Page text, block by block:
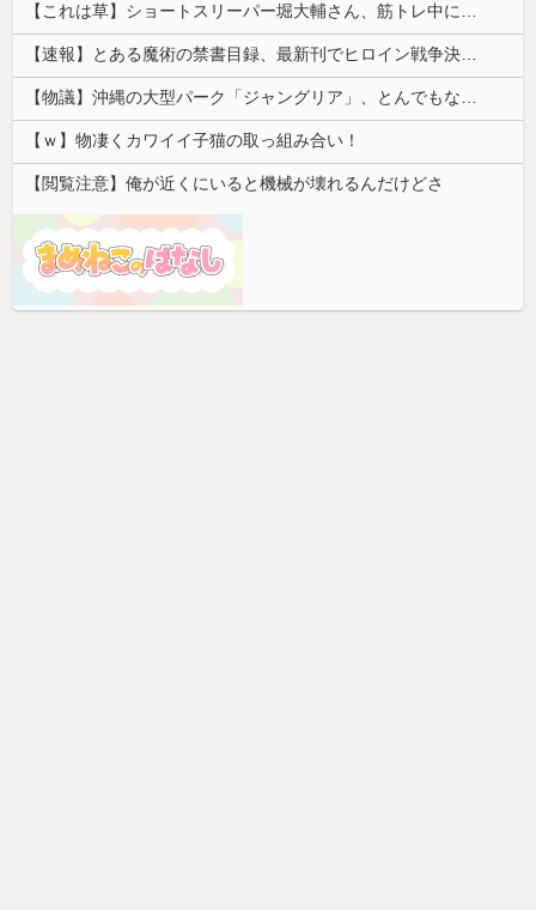
【これは草】ショートスリーパー堀大輔さん、筋トレ中に「寝たほうが良い」と言われた結果ｗｗｗｗ
【速報】とある魔術の禁書目録、最新刊でヒロイン戦争決着wwwwwwwwwwwww
【物議】沖縄の大型パーク「ジャングリア」、とんでもない物を投入してしまう！！！！！
【ｗ】物凄くカワイイ子猫の取っ組み合い！
【閲覧注意】俺が近くにいると機械が壊れるんだけどさ